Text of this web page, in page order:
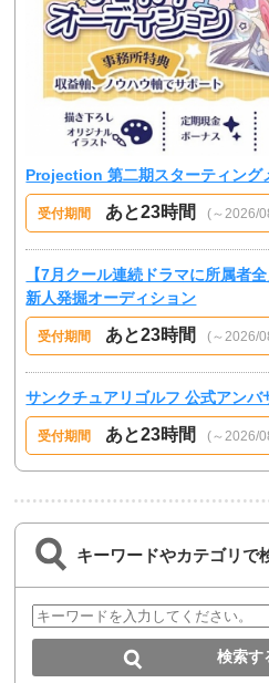
Projection 第二期スターティング
受付期間 あと23時間 (～2026/
【7月クール連続ドラマに所属者
新人発掘オーディション
受付期間 あと23時間 (～2026/
サンクチュアリゴルフ 公式アンバ
受付期間 あと23時間 (～2026/
キーワードやカテゴリで